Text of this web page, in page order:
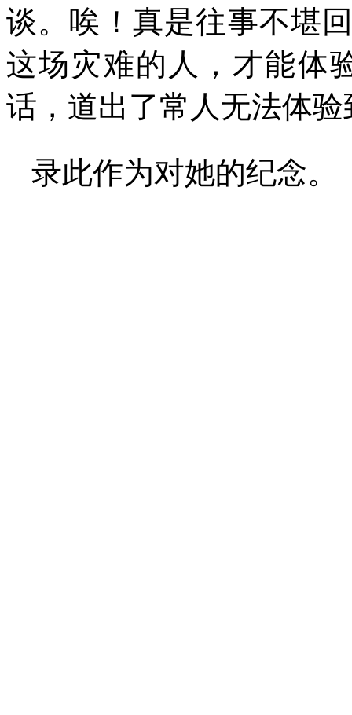
谈。唉！真是往事不堪
这场灾难的人，才能体
话，道出了常人无法体
录此作为对她的纪念。